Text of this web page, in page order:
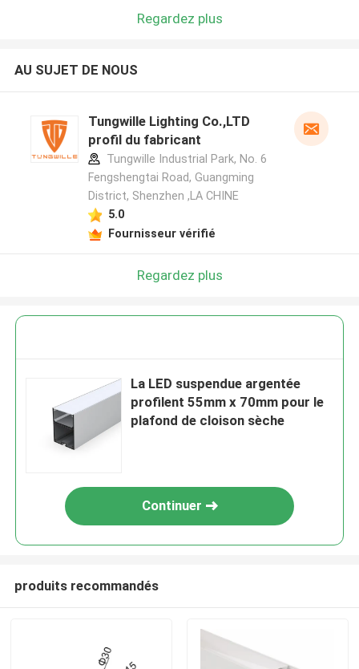
Regardez plus
AU SUJET DE NOUS
Tungwille Lighting Co.,LTD
profil du fabricant
Tungwille Industrial Park, No. 6
Fengshengtai Road, Guangming
District, Shenzhen ,LA CHINE
5.0
Fournisseur vérifié
Regardez plus
La LED suspendue argentée
profilent 55mm x 70mm pour le
plafond de cloison sèche
Continuer
produits recommandés